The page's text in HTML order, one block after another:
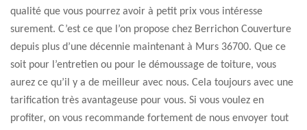
qualité que vous pourrez avoir à petit prix vous intéresse
surement. C’est ce que l’on propose chez Berrichon Couverture
depuis plus d’une décennie maintenant à Murs 36700. Que ce
soit pour l’entretien ou pour le démoussage de toiture, vous
aurez ce qu’il y a de meilleur avec nous. Cela toujours avec une
tarification très avantageuse pour vous. Si vous voulez en
profiter, on vous recommande fortement de nous envoyer tout